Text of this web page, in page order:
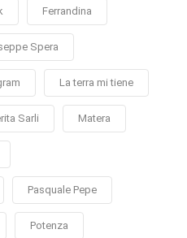
Ferrandina
Spera
La terra mi tiene
Sarli Matera
Pasquale Pepe
Potenza